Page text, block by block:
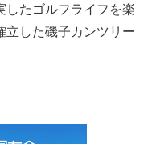
したゴルフライフを楽
立した磯子カンツリー